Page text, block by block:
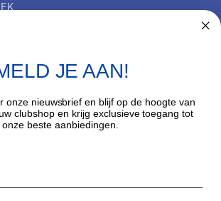
FacebookInstagram
JE AAN!
onze nieuwsbrief en blijf op de hoogte van
clubshop en krijg exclusieve toegang tot
onze beste aanbiedingen.